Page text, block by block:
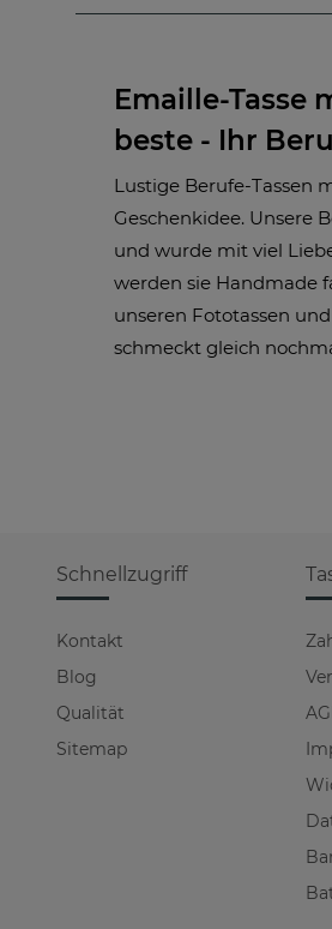
Emaille-Tasse
beste - Ihr
Lustige Berufe-Tassen
Geschenkidee. Unsere
und wurde mit viel
werden sie Handmade
unseren Fototassen
schmeckt gleich
Schnellzugriff
Kontakt
Blog
Qualität
Sitemap